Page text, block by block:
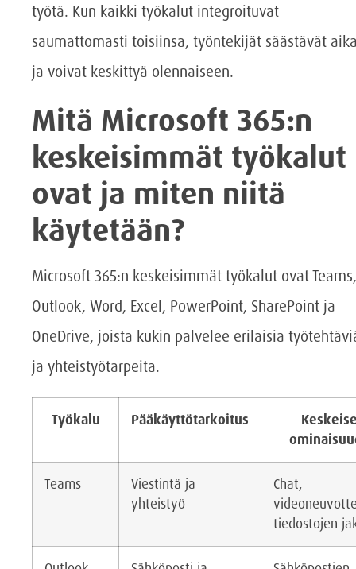
työtä. Kun kaikki työkalut integroituvat
saumattomasti toisiinsa, työntekijät säästävät
ja voivat keskittyä olennaiseen.
Mitä Microsoft 365:n
keskeisimmät työkalut
ovat ja miten niitä
käytetään?
Microsoft 365:n keskeisimmät työkalut ovat Teams,
Outlook, Word, Excel, PowerPoint, SharePoint ja
OneDrive, joista kukin palvelee erilaisia
ja yhteistyötarpeita.
Työkalu Pääkäyttötarkoitus
Teams
Viestintä ja
yhteistyö
Chat,
tiedostojen